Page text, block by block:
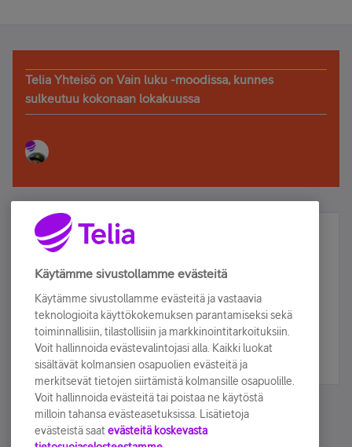
Telia Yhteisö on Vain luku -moodissa, kunnes
sulkeutuu kokonaan lokakuussa
Älä jää paitsi – osallistu ja voita!
Tilaa Telian uutiskirje ja olet mukana arvonnassa.
sähköpostiisi.
Tilaa nyt
Käytämme sivustollamme evästeitä
Käytämme sivustollamme evästeitä ja vastaavia
teknologioita käyttökokemuksen parantamiseksi sekä
toiminnallisiin, tilastollisiin ja markkinointitarkoituksiin.
Voit hallinnoida evästevalintojasi alla. Kaikki luokat
sisältävät kolmansien osapuolien evästeitä ja
merkitsevät tietojen siirtämistä kolmansille osapuolille.
Voit hallinnoida evästeitä tai poistaa ne käytöstä
milloin tahansa evästeasetuksissa. Lisätietoja
evästeistä saat evästeitä koskevasta